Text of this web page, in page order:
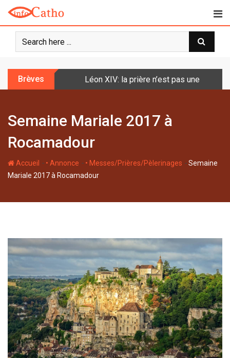
o
Brèves Léon XIV: la prière n’est pas une
Semaine Mariale 2017 à
Rocamadour
Accueil - • Annonce - • Messes/Prières/Pèlerinages -Semaine
Mariale 2017 à Rocamadour